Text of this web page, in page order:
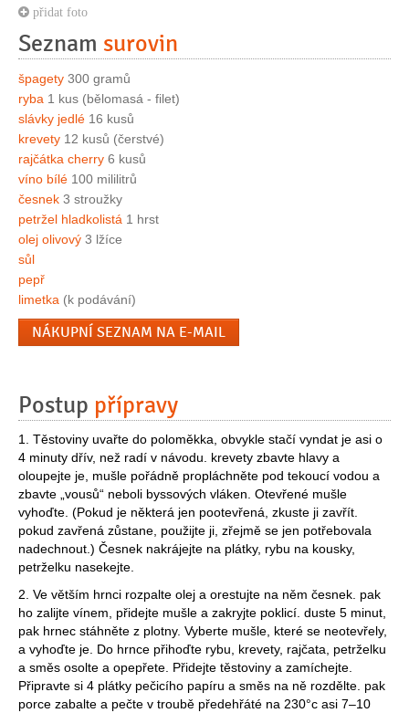
přidat foto
Seznam surovin
špagety 300 gramů
ryba 1 kus (bělomasá - filet)
slávky jedlé 16 kusů
krevety 12 kusů (čerstvé)
rajčátka cherry 6 kusů
víno bílé 100 mililitrů
česnek 3 stroužky
petržel hladkolistá 1 hrst
olej olivový 3 lžíce
sůl
pepř
limetka (k podávání)
NÁKUPNÍ SEZNAM NA E-MAIL
Postup přípravy
1. Těstoviny uvařte do poloměkka, obvykle stačí vyndat je asi o
4 minuty dřív, než radí v návodu. krevety zbavte hlavy a
oloupejte je, mušle pořádně propláchněte pod tekoucí vodou a
zbavte „vousů“ neboli byssových vláken. Otevřené mušle
vyhoďte. (Pokud je některá jen pootevřená, zkuste ji zavřít.
pokud zavřená zůstane, použijte ji, zřejmě se jen potřebovala
nadechnout.) Česnek nakrájejte na plátky, rybu na kousky,
petrželku nasekejte.
2. Ve větším hrnci rozpalte olej a orestujte na něm česnek. pak
ho zalijte vínem, přidejte mušle a zakryjte poklicí. duste 5 minut,
pak hrnec stáhněte z plotny. Vyberte mušle, které se neotevřely,
a vyhoďte je. Do hrnce přihoďte rybu, krevety, rajčata, petrželku
a směs osolte a opepřete. Přidejte těstoviny a zamíchejte.
Připravte si 4 plátky pečicího papíru a směs na ně rozdělte. pak
porce zabalte a pečte v troubě předehřáté na 230°c asi 7–10